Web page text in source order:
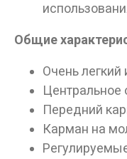
Общие
Очень
Центральное
Передний
Карман на